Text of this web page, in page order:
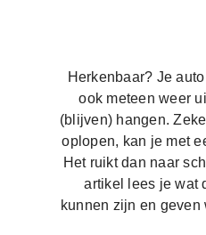
Herkenbaar? Je
ook meteen weer
(blijven) hangen.
oplopen, kan je met
Het ruikt dan naar
artikel lees je wat
kunnen zijn en